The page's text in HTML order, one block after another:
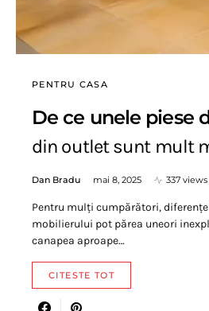
PENTRU CASA
De ce unele piese
din outlet sunt mult
Dan Bradu mai 8, 2025 337 views
Pentru mulți cumpărători,
mobilierului pot părea uneori
canapea aproape…
CITESTE TOT